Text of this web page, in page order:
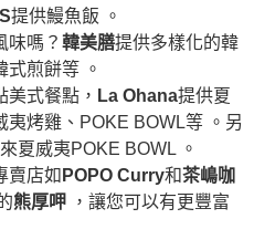
提供鰻魚飯 。
味嗎？ 韓美膳提供多樣化的韓
煎餅等 。
美式餐點， La Ohana提供夏
夷烤雞、POKE BOWL等 。另
夏威夷POKE BOWL 。
賣店如 POPO Curry和茶嶋咖
熊厚呷 ，讓您可以有更豐富